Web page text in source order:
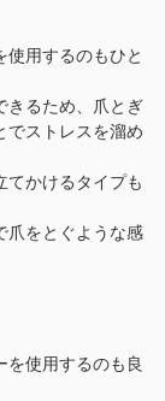
使用するのもひと
きるため、爪とぎ
でストレスを溜め
てかけるタイプも
爪をとぐような感
を使用するのも良